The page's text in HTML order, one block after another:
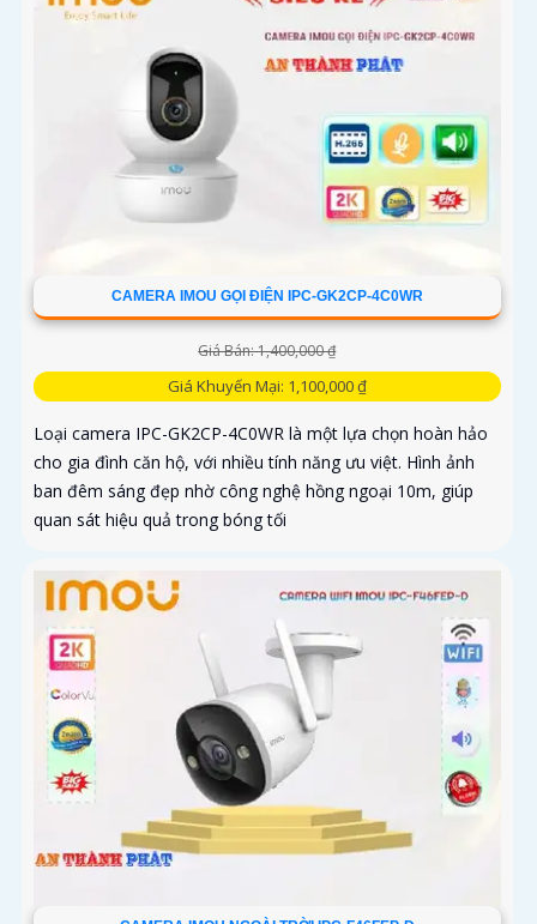
CAMERA IMOU GỌI ĐIỆN IPC-GK2CP-4C0WR
Giá Bán: 1,400,000 ₫
Giá Khuyến Mại: 1,100,000 ₫
Loại camera IPC-GK2CP-4C0WR là một lựa chọn hoàn hảo
cho gia đình căn hộ, với nhiều tính năng ưu việt. Hình ảnh
ban đêm sáng đẹp nhờ công nghệ hồng ngoại 10m, giúp
quan sát hiệu quả trong bóng tối